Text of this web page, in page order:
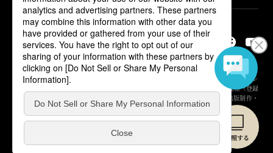
ABJマークは、この電子書店・電子書籍配信サービスが、著作権者からコン
テンツ使用許諾を得た正規版配信サービスであることを示す登録商標（登録
番号 第6091713号）です。詳しくは［ABJマーク］または［電子出版制作・
流通協議会］で検索してください。
© Yuhikaku Publishing Co., Ltd.